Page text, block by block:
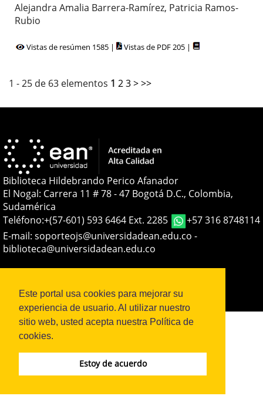
Este portal usa cookies para mejorar su
experiencia de usuario. Al utilizar nuestro
sitio web, usted acepta nuestra Política de
cookies.
Estoy de acuerdo
Alejandra Amalia Barrera-Ramírez, Patricia Ramos-
Rubio
Vistas de resúmen 1585 | Vistas de PDF 205 |
1 - 25 de 63 elementos 1 23>>>
Biblioteca Hildebrando Perico Afanador
El Nogal: Carrera 11 # 78 - 47 Bogotá D.C., Colombia,
Sudamérica
Teléfono:+(57-601) 593 6464 Ext. 2285
+57 316 8748114
E-mail: soporteojs@universidadean.edu.co -
biblioteca@universidadean.edu.co